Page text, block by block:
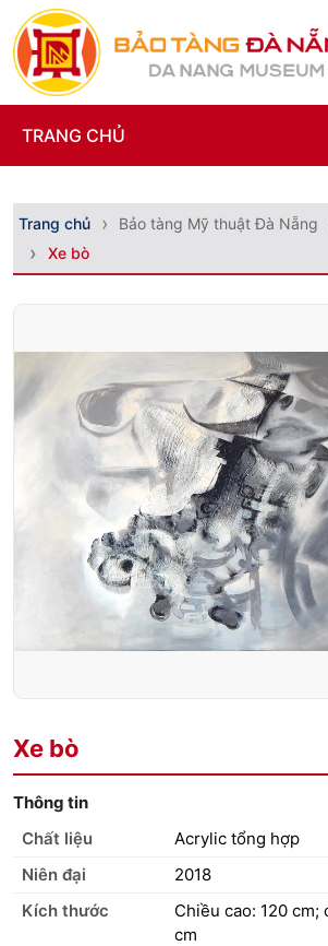
TRANG CHỦ
Trang chủ Bảo tàng Mỹ thuật Đà Nẵng
Xe bò
Xe bò
Thông tin
Chất liệu
Acrylic tổng hợp
Niên đại
2018
Kích thước
Chiều cao: 120 cm;
cm